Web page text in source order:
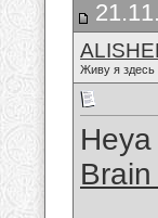
Живу я здесь